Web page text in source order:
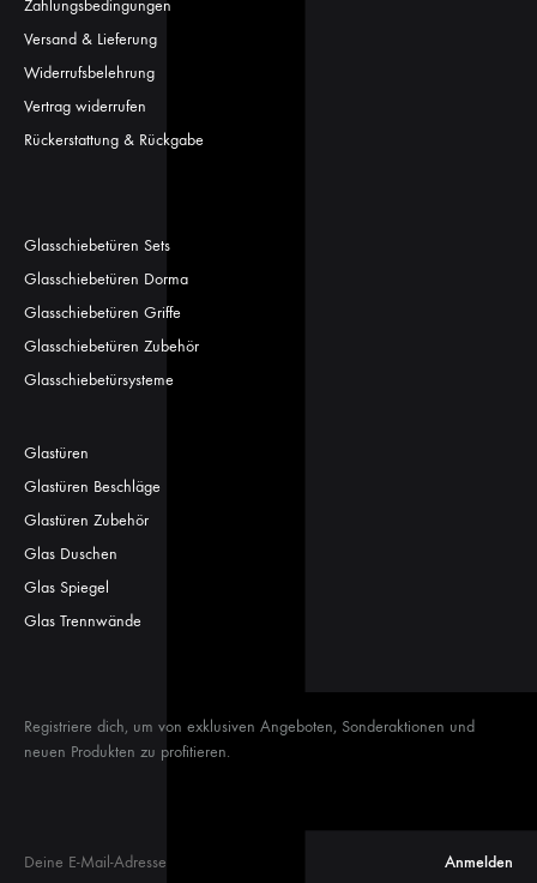
Zahlungsbedingungen
Versand & Lieferung
Widerrufsbelehrung
Vertrag widerrufen
Rückerstattung & Rückgabe
Glasschiebetüren Sets
Glasschiebetüren Dorma
Glasschiebetüren Griffe
Glasschiebetüren Zubehör
Glasschiebetürsysteme
Glastüren
Glastüren Beschläge
Glastüren Zubehör
Glas Duschen
Glas Spiegel
Glas Trennwände
Registriere dich, um von exklusiven Angeboten, Sonderaktionen und
neuen Produkten zu profitieren.